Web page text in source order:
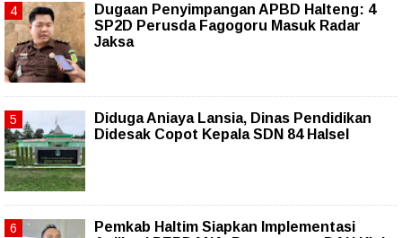
Dugaan Penyimpangan APBD Halteng: 4
SP2D Perusda Fagogoru Masuk Radar
Jaksa
Diduga Aniaya Lansia, Dinas Pendidikan
Didesak Copot Kepala SDN 84 Halsel
Pemkab Haltim Siapkan Implementasi